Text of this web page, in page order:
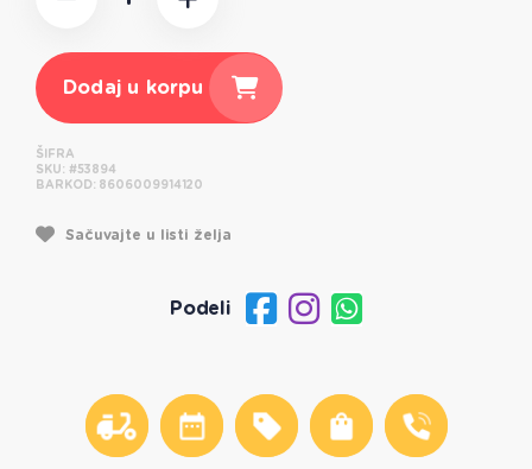
Dodaj u korpu
ŠIFRA
SKU: #53894
BARKOD: 8606009914120
Sačuvajte u listi želja
Podeli